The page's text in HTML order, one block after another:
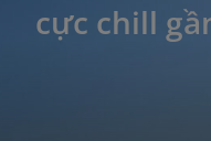
cực chill